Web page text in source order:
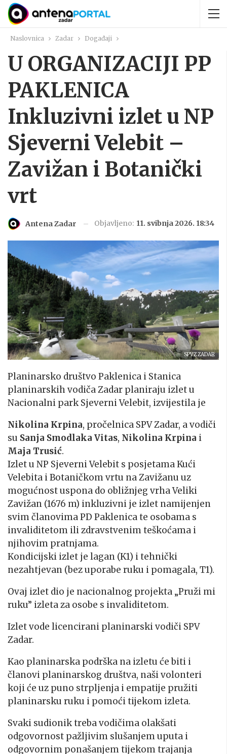
Naslovnica Zadar Događaji
U ORGANIZACIJI PP
PAKLENICA
Inkluzivni izlet u NP
Sjeverni Velebit –
Zavižan i Botanički
vrt
Antena Zadar Objavljeno: 11. svibnja 2026. 18:34
SPVZ ZADAR
Planinarsko društvo Paklenica i Stanica
planinarskih vodiča Zadar planiraju izlet u
Nacionalni park Sjeverni Velebit, izvijestila je
Nikolina Krpina, pročelnica SPV Zadar, a vodiči
su Sanja Smodlaka Vitas, Nikolina Krpina i
Maja Trusić.
Izlet u NP Sjeverni Velebit s posjetama Kući
Velebita i Botaničkom vrtu na Zavižanu uz
mogućnost uspona do obližnjeg vrha Veliki
Zavižan (1676 m) inkluzivni je izlet namijenjen
svim članovima PD Paklenica te osobama s
invaliditetom ili zdravstvenim teškoćama i
njihovim pratnjama.
Kondicijski izlet je lagan (K1) i tehnički
nezahtjevan (bez uporabe ruku i pomagala, T1).
Ovaj izlet dio je nacionalnog projekta „Pruži mi
ruku” izleta za osobe s invaliditetom.
Izlet vode licencirani planinarski vodiči SPV
Zadar.
Kao planinarska podrška na izletu će biti i
članovi planinarskog društva, naši volonteri
koji će uz puno strpljenja i empatije pružiti
planinarsku ruku i pomoći tijekom izleta.
Svaki sudionik treba vodičima olakšati
odgovornost pažljivim slušanjem uputa i
odgovornim ponašanjem tijekom trajanja